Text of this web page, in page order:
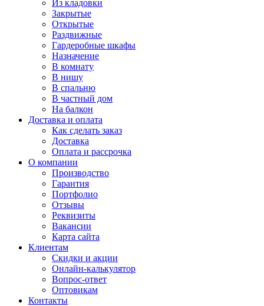
Из кладовки
Закрытые
Открытые
Раздвижные
Гардеробные шкафы
Назначение
В комнату
В нишу
В спальню
В частный дом
На балкон
Доставка и оплата
Как сделать заказ
Доставка
Оплата и рассрочка
О компании
Производство
Гарантия
Портфолио
Отзывы
Реквизиты
Вакансии
Карта сайта
Клиентам
Скидки и акции
Онлайн-калькулятор
Вопрос-ответ
Оптовикам
Контакты